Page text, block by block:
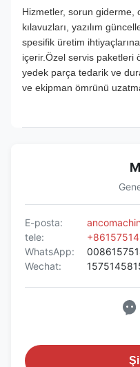
Hizmetler, sorun giderme,
kılavuzları, yazılım
spesifik üretim
içerir.Özel servis paketleri
yedek parça tedarik ve
ve ekipman ömrünü
E-posta:
tele:
WhatsApp:
Wechat: